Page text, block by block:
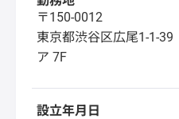
〒150-0012
東京都渋谷区広尾1-1-
ア 7F
設立年月日